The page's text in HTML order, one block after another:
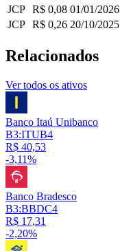
JCP R$ 0,08 01/01/2026
JCP R$ 0,26 20/10/2025
Relacionados
Ver todos os ativos
Banco Itaú Unibanco
B3:ITUB4
R$ 40,53
-3,11%
Banco Bradesco
B3:BBDC4
R$ 17,31
-2,20%